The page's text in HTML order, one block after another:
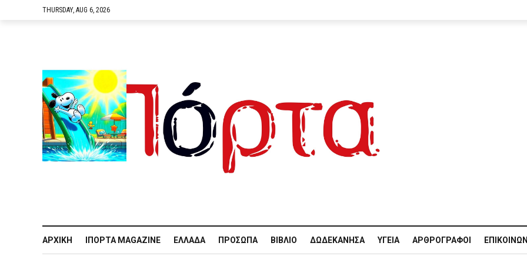
THURSDAY, AUG 6, 2026
ΑΡΧΙΚΉ IΠΌΡΤΑ MAGAZINE ΕΛΛΆΔΑ ΠΡΌΣΩΠΑ ΒΙΒΛΊΟ ΔΩΔΕΚΆΝΗΣΑ ΥΓΕΊΑ ΑΡΘΡΟΓΡΆΦΟΙ